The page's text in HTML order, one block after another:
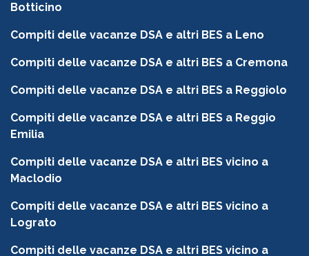
Botticino
Compiti delle vacanze DSA e altri BES a Leno
Compiti delle vacanze DSA e altri BES a Cremona
Compiti delle vacanze DSA e altri BES a Reggiolo
Compiti delle vacanze DSA e altri BES a Reggio
Emilia
Compiti delle vacanze DSA e altri BES vicino a
Maclodio
Compiti delle vacanze DSA e altri BES vicino a
Lograto
Compiti delle vacanze DSA e altri BES vicino a